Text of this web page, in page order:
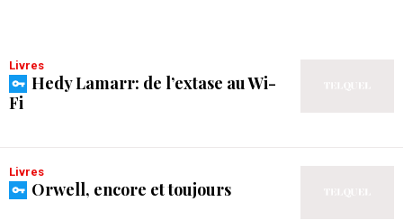
Livres
Hedy Lamarr: de l’extase au Wi-
Fi
Livres
Orwell, encore et toujours